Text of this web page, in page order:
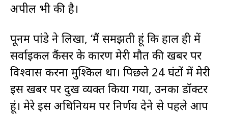
अपील भी की है।
पूनम पांडे ने लिखा, ‘मैं समझती हूं कि हाल ही में
सर्वाइकल कैंसर के कारण मेरी मौत की खबर पर
विश्वास करना मुश्किल था। पिछले 24 घंटों में मेरी
इस खबर पर दुख व्यक्त किया गया, उनका डॉक्टर
हूं। मेरे इस अधिनियम पर निर्णय देने से पहले आप